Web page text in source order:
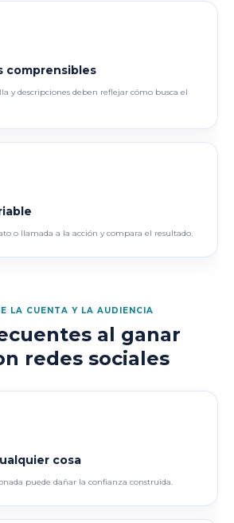
comprensibles
y descripciones deben reflejar cómo busca el
o llamada a la acción y compara el resultado.
LA CUENTA Y LA AUDIENCIA
al ganar
redes sociales
cosa
puede dañar la confianza construida.